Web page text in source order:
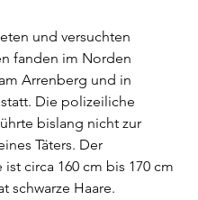
und versuchten
fanden im Norden
Arrenberg und in
Die polizeiliche
bislang nicht zur
Täters. Der
ist circa 160 cm bis 170 cm
schwarze Haare.